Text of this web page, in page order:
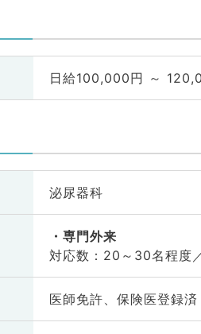
日給100,000円 ～
泌尿器科
専門外来
対応数：20～30名程度
医師免許、保険医登録済